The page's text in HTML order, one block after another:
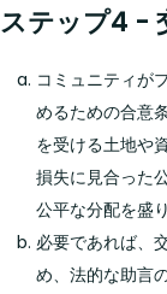
ステップ4 -
コミュニティが
めるための合意
を受ける土地や
損失に見合った
公平な分配を盛
必要であれば、
め、法的な助言